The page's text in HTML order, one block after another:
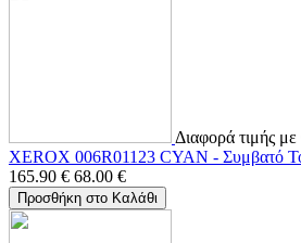
Διαφορά τιμής
XEROX 006R01123 CYAN - Συμβατό
165.90 € 68.00 €
Προσθήκη στο Καλάθι